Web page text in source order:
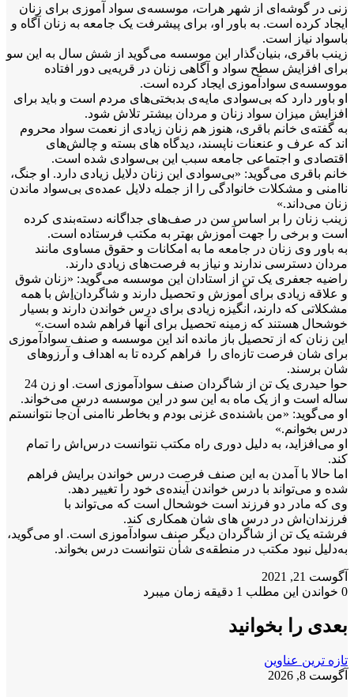
زنی در گوشه ای از شهر هرات، موسسه‌ی سواد آموزی برای زنان
ایجاد کرده است. به باور او، برای پیشرفت یک جامعه به زنان آگاه و
باسواد نیاز است.
زینب باقری، بنیان‌گذار این موسسه می‌گوید از شش سال به این سو
برای افزایش سطح سواد و آگاهی زنان در قریه‌یی دور افتاده
مووسسه‌ی سوادآموزی ایجاد کرده است.
او باور دارد که بی‌سوادی مایه‌ی بدبختی‌های مردم است و باید برای
افزایش میزان سواد زنان و مردان بیشتر تلاش شود.
به گفته‌ی خانم باقری، هنوز هم زنان زیادی از نعمت سواد محروم
اند که عرف و عنعنات ناپسند، دیدگاه های بسته و چالش‌های
اقتصادی و اجتماعی جامعه سبب این بی‌سوادی شده است.
خانم باقری می‌گوید: «بی‌سوادی این زنان دلایل زیادی دارد. او جنگ،
ناامنی و مشکلات خانوادگی را از جمله دلایل عمده‌ی بی‌سواد ماندن
زنان می‌داند.»
زینب زنان را بر اساس سن در صف‌های جداگانه دسته‌بندی کرده
است و برخی را جهت آموزش بهتر به مکتب فرستاده است.
به باور وی زنان در جامعه ما به امکانات و حقوق مساوی مانند
مردان دسترسی ندارند و نیاز به فرصت‌های زیادی دارند.
راضیه جعفری یک تن از استادان این موسسه می‌گوید: «زنان شوق
و علاقه زیادی برای آموزش و تحصیل دارند و شاگردان ش با همه
مشکلاتی که دارند، انگیزه زیادی برای درس خواندن دارند و بسیار
خوشحال هستند که زمینه تحصیل برای آنها فراهم شده است.»
این زنان که از تحصیل باز مانده اند این موسسه و صنف سوادآموزی
برا ی‌ شان فرصت تازه‌ای را فراهم کرده تا به اهداف و آرزوهای
شان برسند.
حوا حیدری یک تن از شاگردان صنف سوادآموزی است. او زن 24
ساله است و از یک ماه به این سو در این موسسه درس می‌خواند.
او می‌گوید: «من باشنده‌ی غزنی بودم و بخاطر ناامنی آن‌جا نتوانستم
درس بخوانم.»
او می‌افزاید، به دلیل دوری راه مکتب نتوانست درس‌اش را تمام
کند.
اما حالا با آمدن به این صنف فرصت درس خواندن برایش فراهم
شده و می‌تواند با درس خواندن آینده‌ی خود را تغییر دهد.
وی که مادر دو فرزند است خوشحال است که می‌تواند با
فرزندان‌اش در درس های‌ شان همکاری کند.
فرشته یک تن از شاگردان دیگر صنف سوادآموزی است. او می‌گوید،
به‌دلیل نبود مکتب در منطقه‌ی شأن نتوانست درس بخواند.
آگوست 21, 2021
0 خواندن این مطلب 1 دقیقه زمان میبرد
بعدی را بخوانید
تازه ترین عناوین
آگوست 8, 2026